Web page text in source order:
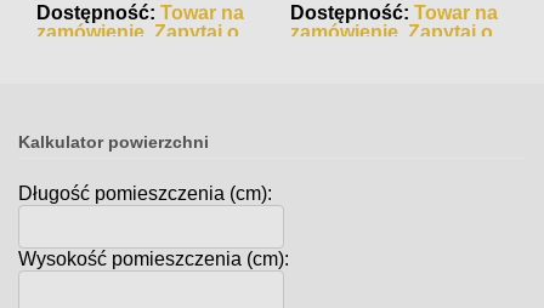
Dostępność: Towar na
zamówienie. Zapytaj o
Dostępność: Towar na
zamówienie. Zapytaj o
Kalkulator powierzchni
Długość pomieszczenia (cm):
Wysokość pomieszczenia (cm):